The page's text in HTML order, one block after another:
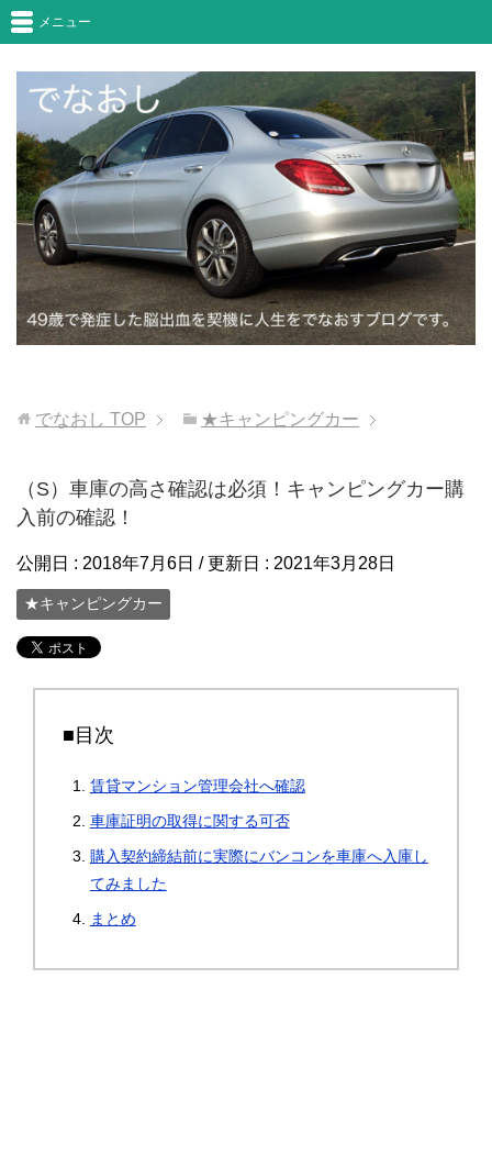
メニュー
でなおし TOP ★キャンピングカー
（S）車庫の高さ確認は必須！キャンピングカー購
入前の確認！
公開日 : 2018年7月6日 / 更新日 : 2021年3月28日
★キャンピングカー
■目次
賃貸マンション管理会社へ確認
車庫証明の取得に関する可否
購入契約締結前に実際にバンコンを車庫へ入庫し
てみました
まとめ